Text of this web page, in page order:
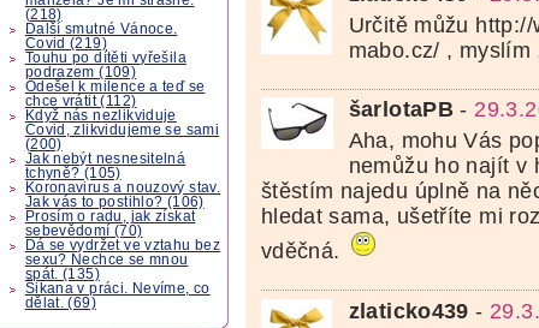
(218)
Další smutné Vánoce.
Covid (219)
Touhu po dítěti vyřešila
podrazem (109)
Odešel k milence a teď se
chce vrátit (112)
Když nás nezlikviduje
Covid, zlikvidujeme se sami
(200)
Jak nebýt nesnesitelná
tchyně? (105)
Koronavirus a nouzový stav.
Jak vás to postihlo? (106)
Prosím o radu, jak získat
sebevědomí (70)
Dá se vydržet ve vztahu bez
sexu? Nechce se mnou
spát. (135)
Šikana v práci. Nevíme, co
dělat. (69)
Určitě můžu
mabo.cz/ , myslím
šarlotaPB -
Aha, mohu Vás
nemůžu ho najít v
štěstím najedu úplně na
hledat sama, ušetříte mi
vděčná.
zlaticko439 -